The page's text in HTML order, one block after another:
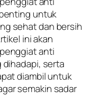
untuk
sehat dan bersih
ini akan
anti
serta
diambil untuk
semakin sadar